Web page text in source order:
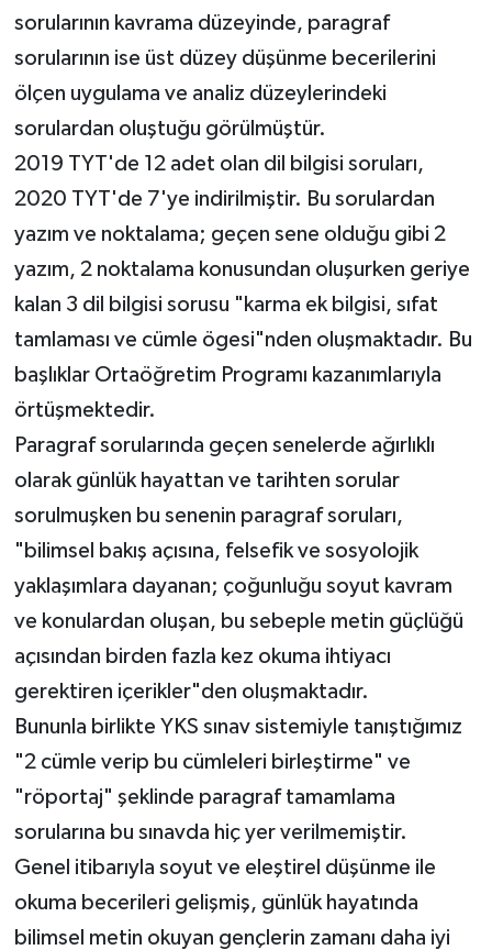
sorularının kavrama düzeyinde, paragraf
sorularının ise üst düzey düşünme becerilerini
ölçen uygulama ve analiz düzeylerindeki
sorulardan oluştuğu görülmüştür.
2019 TYT'de 12 adet olan dil bilgisi soruları,
2020 TYT'de 7'ye indirilmiştir. Bu sorulardan
yazım ve noktalama; geçen sene olduğu gibi 2
yazım, 2 noktalama konusundan oluşurken geriye
kalan 3 dil bilgisi sorusu "karma ek bilgisi, sıfat
tamlaması ve cümle ögesi"nden oluşmaktadır. Bu
başlıklar Ortaöğretim Programı kazanımlarıyla
örtüşmektedir.
Paragraf sorularında geçen senelerde ağırlıklı
olarak günlük hayattan ve tarihten sorular
sorulmuşken bu senenin paragraf soruları,
"bilimsel bakış açısına, felsefik ve sosyolojik
yaklaşımlara dayanan; çoğunluğu soyut kavram
ve konulardan oluşan, bu sebeple metin güçlüğü
açısından birden fazla kez okuma ihtiyacı
gerektiren içerikler"den oluşmaktadır.
Bununla birlikte YKS sınav sistemiyle tanıştığımız
"2 cümle verip bu cümleleri birleştirme" ve
"röportaj" şeklinde paragraf tamamlama
sorularına bu sınavda hiç yer verilmemiştir.
Genel itibarıyla soyut ve eleştirel düşünme ile
okuma becerileri gelişmiş, günlük hayatında
bilimsel metin okuyan gençlerin zamanı daha iyi